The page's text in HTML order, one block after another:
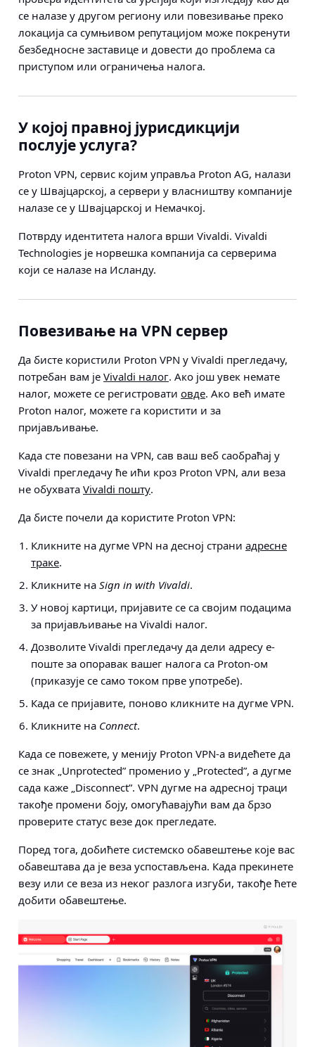
се налазе у другом региону или повезивање преко
локација са сумњивом репутацијом може покренути
безбедносне заставице и довести до проблема са
приступом или ограничења налога.
У којој правној јурисдикцији
послује услуга?
Proton VPN, сервис којим управља Proton AG, налази
се у Швајцарској, а сервери у власништву компаније
налазе се у Швајцарској и Немачкој.
Потврду идентитета налога врши Vivaldi. Vivaldi
Technologies је норвешка компанија са серверима
који се налазе на Исланду.
Повезивање на VPN сервер
Да бисте користили Proton VPN у Vivaldi прегледачу,
потребан вам је Vivaldi налог. Ако још увек немате
налог, можете се регистровати овде. Ако већ имате
Proton налог, можете га користити и за
пријављивање.
Када сте повезани на VPN, сав ваш веб саобраћај у
Vivaldi прегледачу ће ићи кроз Proton VPN, али веза
не обухвата Vivaldi пошту.
Да бисте почели да користите Proton VPN:
Кликните на дугме VPN на десној страни адресне
траке.
Кликните на Sign in with Vivaldi.
У новој картици, пријавите се са својим подацима
за пријављивање на Vivaldi налог.
Дозволите Vivaldi прегледачу да дели адресу е-
поште за опоравак вашег налога са Proton-ом
(приказује се само током прве употребе).
Када се пријавите, поново кликните на дугме VPN.
Кликните на Connect.
Када се повежете, у менију Proton VPN-а видећете да
се знак „Unprotected” променио у „Protected”, а дугме
сада каже „Disconnect”. VPN дугме на адресној траци
такође промени боју, омогућавајући вам да брзо
проверите статус везе док прегледате.
Поред тога, добићете системско обавештење које вас
обавештава да је веза успостављена. Када прекинете
везу или се веза из неког разлога изгуби, такође ћете
добити обавештење.